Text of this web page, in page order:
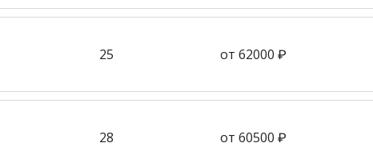
25 от 62000 ₽
28 от 60500 ₽